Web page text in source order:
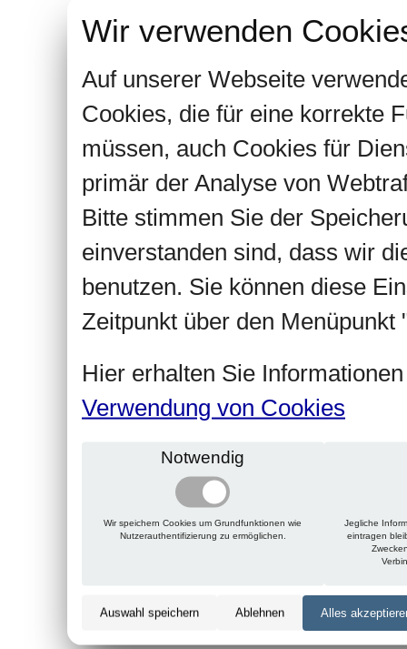
Wir verwenden
Auf unserer Webseite
Cookies, die für eine korrekte
müssen, auch Cookies für
primär der Analyse von
Bitte stimmen Sie der
einverstanden sind, dass wir
benutzen. Sie können diese
Zeitpunkt über den Menüpunkt
Hier erhalten Sie
Verwendung von Cookies
Notwendig
Wir speichern Cookies um Grundfunktionen wie
Nutzerauthentifizierung zu ermöglichen.
Jegliche
eintragen
Auswahl speichern Ablehnen Alles